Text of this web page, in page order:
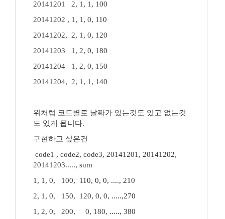
20141201 2, 1, 1, 100
20141202 , 1, 1, 0, 110
20141202, 2, 1, 0, 120
20141203 1, 2, 0, 180
20141204 1, 2, 0, 150
20141204, 2, 1, 1, 140
위처럼 코드별로 날짜가 있는것도 있고 없는것
도 있게 됩니다.
구현하고 싶은건
code1 , code2, code3, 20141201, 20141202,
20141203....., sum
1, 1, 0, 100, 110, 0, 0, ...., 210
2, 1, 0, 150, 120, 0, 0, .....,270
1, 2, 0, 200, 0, 180, ....., 380